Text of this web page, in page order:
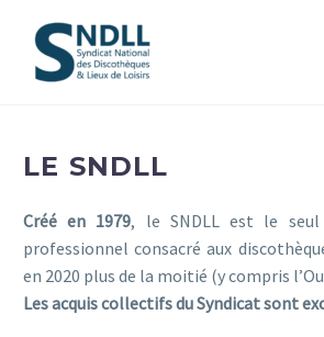
LE SNDLL
Créé en 1979, le SNDLL est le seul
professionnel consacré aux
en 2020 plus de la moitié (y compris
Les acquis collectifs du Syndicat sont